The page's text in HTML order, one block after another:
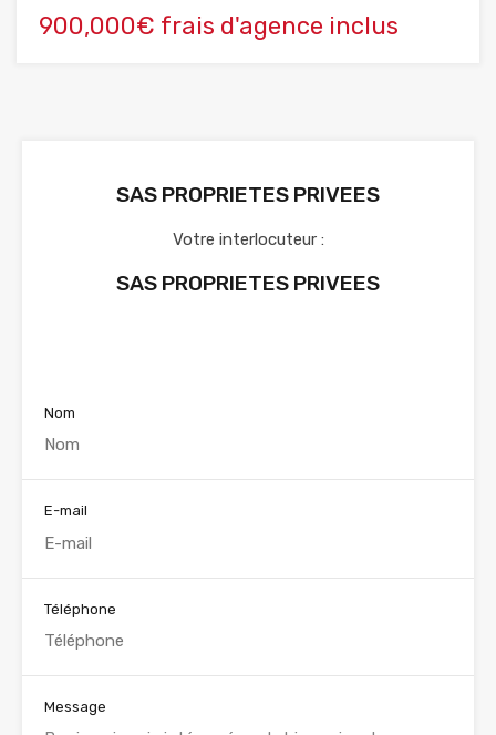
900,000€ frais d'agence inclus
SAS PROPRIETES PRIVEES
Votre interlocuteur :
SAS PROPRIETES PRIVEES
Nom
E-mail
Téléphone
Message